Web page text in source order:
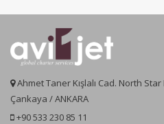
Ahmet Taner Kışlalı Cad. North
Çankaya / ANKARA
+90 533 230 85 11